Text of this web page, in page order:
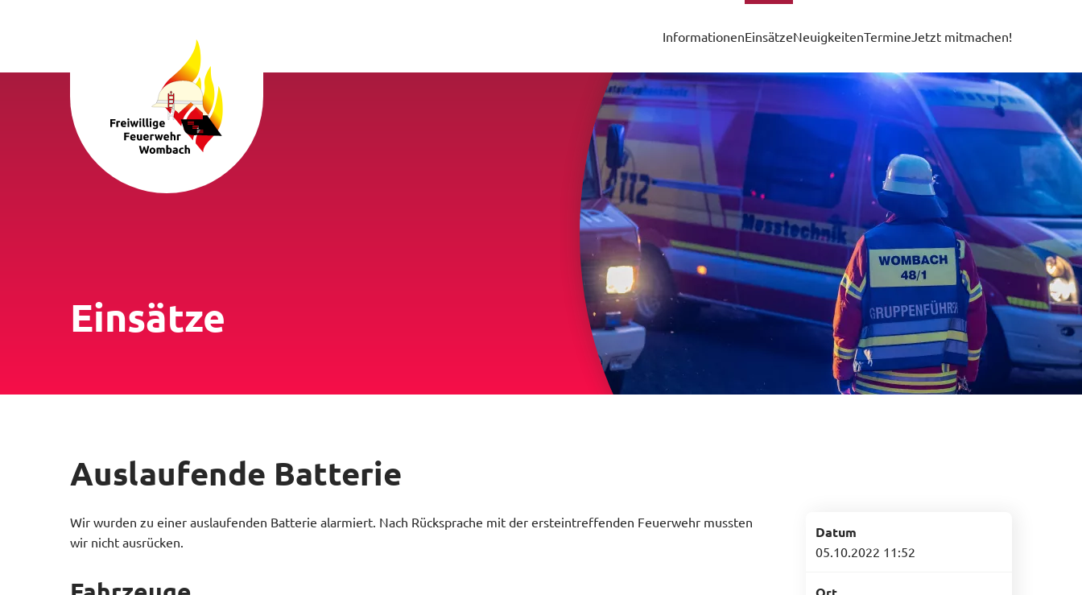
InformationenEinsätzeNeuigkeitenTermine Jetzt mitmachen!
Einsätze
Auslaufende Batterie
Wir wurden zu einer auslaufenden Batterie alarmiert. Nach Rücksprache mit der ersteintreffenden Feuerwehr mussten
wir nicht ausrücken.
Datum
05.10.2022 11:52